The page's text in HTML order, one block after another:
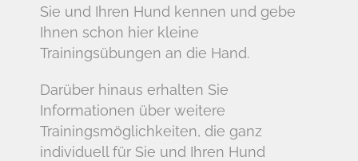
Sie und Ihren Hund kennen und gebe
Ihnen schon hier kleine
Trainingsübungen an die Hand.
Darüber hinaus erhalten Sie
Informationen über weitere
Trainingsmöglichkeiten, die ganz
individuell für Sie und Ihren Hund